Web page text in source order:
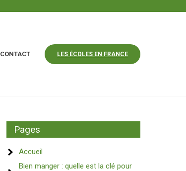
CONTACT LES ÉCOLES EN FRANCE
Pages
Accueil
Bien manger : quelle est la clé pour